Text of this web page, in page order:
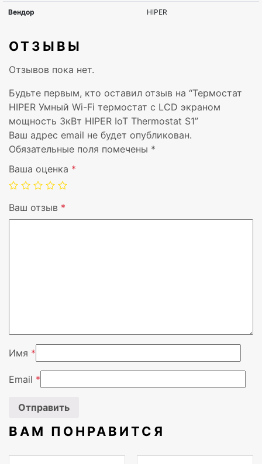
ОТЗЫВЫ
Отзывов пока нет.
Будьте первым, кто оставил отзыв на “Термостат
HIPER Умный Wi-Fi термостат с LCD экраном
мощность 3кВт HIPER IoT Thermostat S1”
Ваш адрес email не будет опубликован.
Обязательные поля помечены *
Ваша оценка *
Ваш отзыв *
Имя *
Email *
ВАМ ПОНРАВИТСЯ